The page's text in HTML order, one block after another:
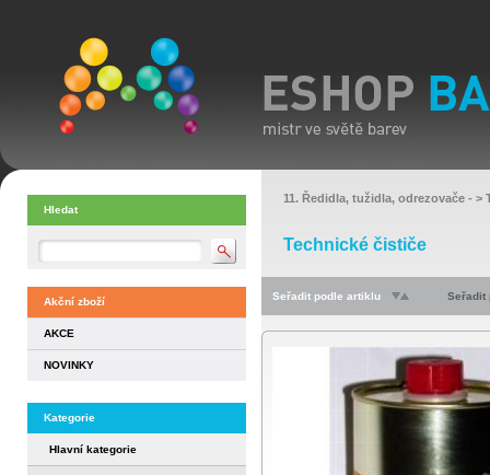
Hledat
Akční zboží
AKCE
NOVINKY
Kategorie
Hlavní kategorie
11. Ředidla, tužidla, odrezovače - >
Technické čističe
Seřadit podle artiklu Seřadit